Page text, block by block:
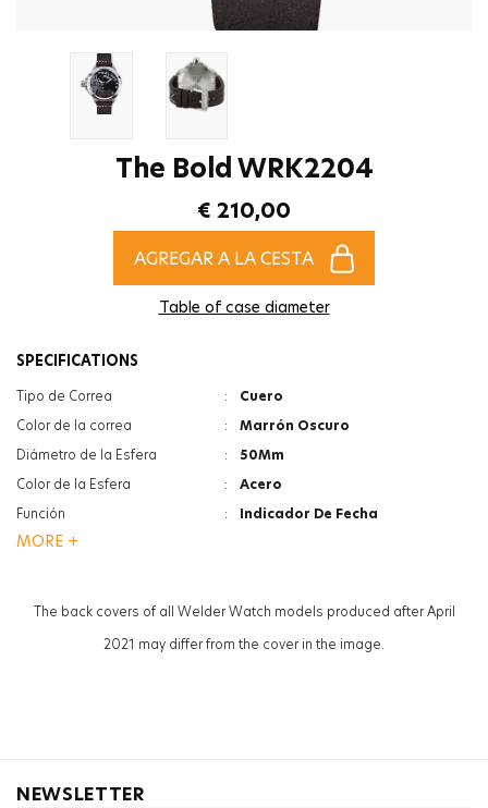
The Bold WRK2204
€ 210,00
AGREGAR A LA CESTA
Table of case diameter
SPECIFICATIONS
Tipo de Correa :
Cuero
Color de la correa
:
Marrón Oscuro
Diámetro de la Esfera
:
50Mm
Color de la Esfera
:
Acero
Función
:
Indicador De Fecha
Tipo De Cristal
Sexo
Mujer
MORE +
The back covers of all Welder Watch models produced after April
2021 may differ from the cover in the image.
NEWSLETTER